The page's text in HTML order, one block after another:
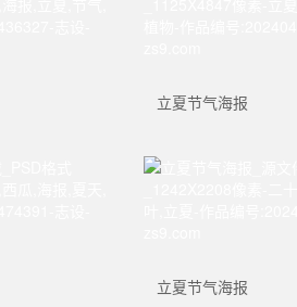
立夏节气海报
立夏节气海报